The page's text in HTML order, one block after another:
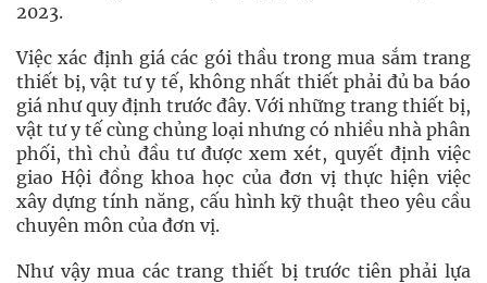
2023.
Việc xác định giá các gói thầu trong mua sắm trang
thiết bị, vật tư y tế, không nhất thiết phải đủ ba báo
giá như quy định trước đây. Với những trang thiết bị,
vật tư y tế cùng chủng loại nhưng có nhiều nhà phân
phối, thì chủ đầu tư được xem xét, quyết định việc
giao Hội đồng khoa học của đơn vị thực hiện việc
xây dựng tính năng, cấu hình kỹ thuật theo yêu cầu
chuyên môn của đơn vị.
Như vậy mua các trang thiết bị trước tiên phải lựa